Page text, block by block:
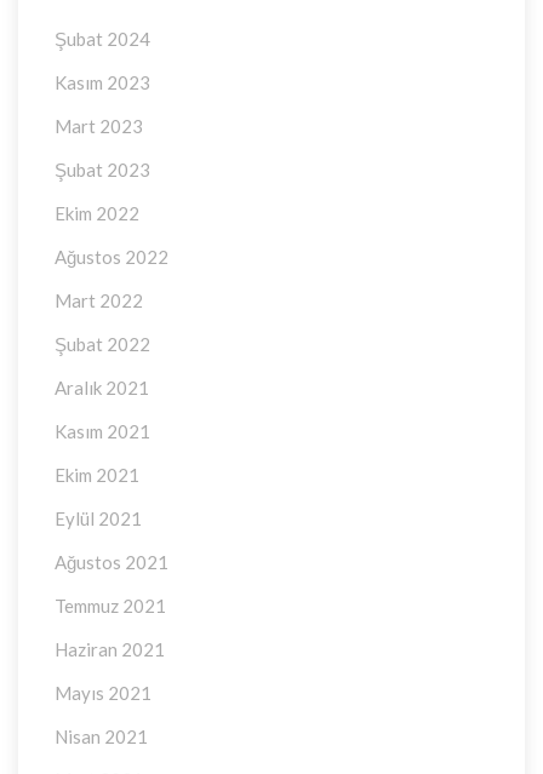
Şubat 2024
Kasım 2023
Mart 2023
Şubat 2023
Ekim 2022
Ağustos 2022
Mart 2022
Şubat 2022
Aralık 2021
Kasım 2021
Ekim 2021
Eylül 2021
Ağustos 2021
Temmuz 2021
Haziran 2021
Mayıs 2021
Nisan 2021